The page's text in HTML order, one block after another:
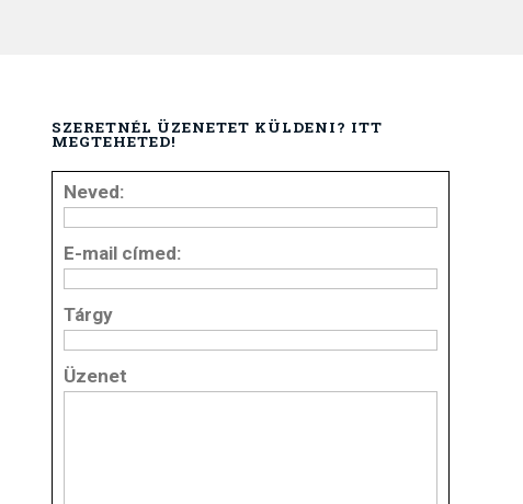
SZERETNÉL ÜZENETET KÜLDENI? ITT
MEGTEHETED!
Neved:
E-mail címed:
Tárgy
Üzenet